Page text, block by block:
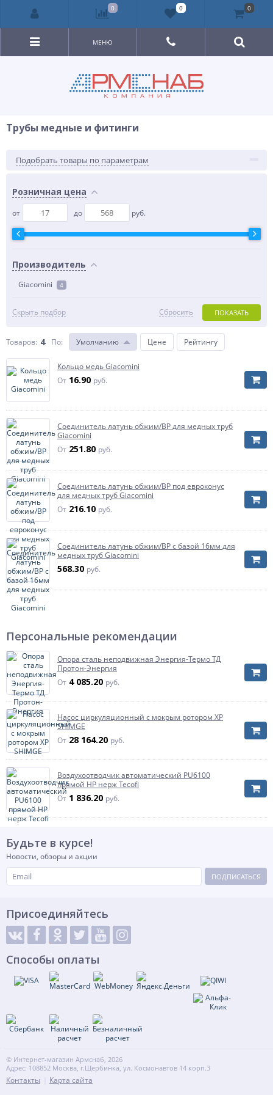
МЕНЮ
Трубы медные и фитинги
Подобрать товары по параметрам
Розничная цена
от до руб.
Производитель
Giacomini 4
Скрыть подбор ПОКАЗАТЬ
Сбросить
Товаров: 4 По: Умолчанию Цене Рейтингу
Кольцо медь Giacomini
От 16.90 руб.
Соединитель латунь обжим/ВР для медных труб
Giacomini
От 251.80 руб.
Соединитель латунь обжим/ВР под евроконус
для медных труб Giacomini
От 216.10 руб.
Соединитель латунь обжим/ВР с базой 16мм для
медных труб Giacomini
568.30 руб.
Персональные рекомендации
Опора сталь неподвижная Энергия-Термо ТД
Протон-Энергия
От 4 085.20 руб.
Насос циркуляционный с мокрым ротором XP
SHIMGE
От 28 164.20 руб.
Воздухоотводчик автоматический PU6100
прямой НР нерж Tecofi
От 1 836.20 руб.
Будьте в курсе!
Новости, обзоры и акции
ПОДПИСАТЬСЯ
Присоединяйтесь
Способы оплаты
© Интернет-магазин Армснаб, 2026
Адрес: 108852 Москва, г.Щербинка, ул. Космонавтов 14 корп.3
Контакты Карта сайта
0 0 0